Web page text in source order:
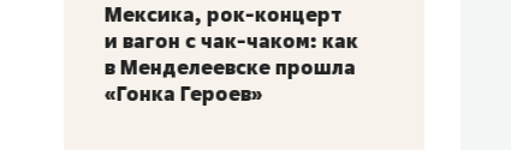
Мексика, рок-концерт
и вагон с чак-чаком: как
в Менделеевске прошла
«Гонка Героев»